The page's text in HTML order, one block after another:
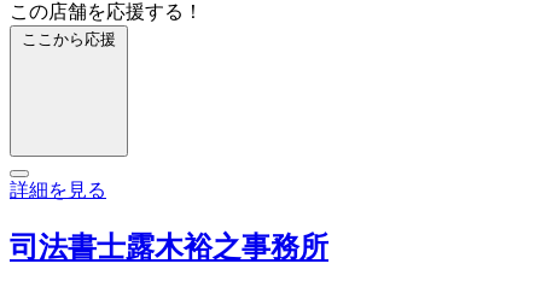
この店舗を応援する！
ここから応援
詳細を見る
司法書士露木裕之事務所